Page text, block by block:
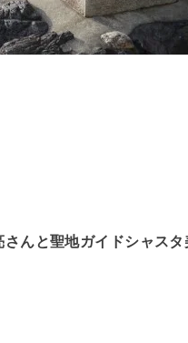
んと聖地ガイドシャスタ